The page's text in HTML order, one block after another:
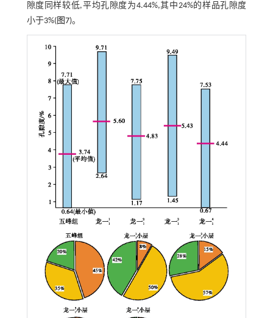
隙度同样较低,平均孔隙度为4.44%,其中24%的样品孔隙度
小于3%( 图7)。